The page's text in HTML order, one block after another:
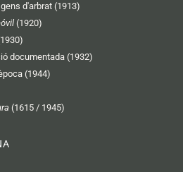
d'arbrat (1913)
(1920)
documentada (1932)
(1944)
(1615 / 1945)